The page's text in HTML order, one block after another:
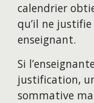
calendrier
qu’il ne justifie
enseignant.
Si
justification,
sommative